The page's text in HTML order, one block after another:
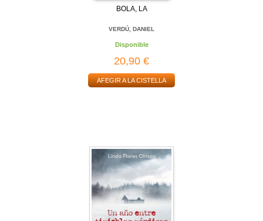
BOLA, LA
VERDÚ, DANIEL
Disponible
20,90 €
AFEGIR A LA CISTELLA